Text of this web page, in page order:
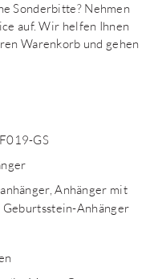
Sonderbitte? Nehmen
auf. Wir helfen Ihnen
Warenkorb und gehen
GS
Anhänger mit
Geburtsstein-Anhänger